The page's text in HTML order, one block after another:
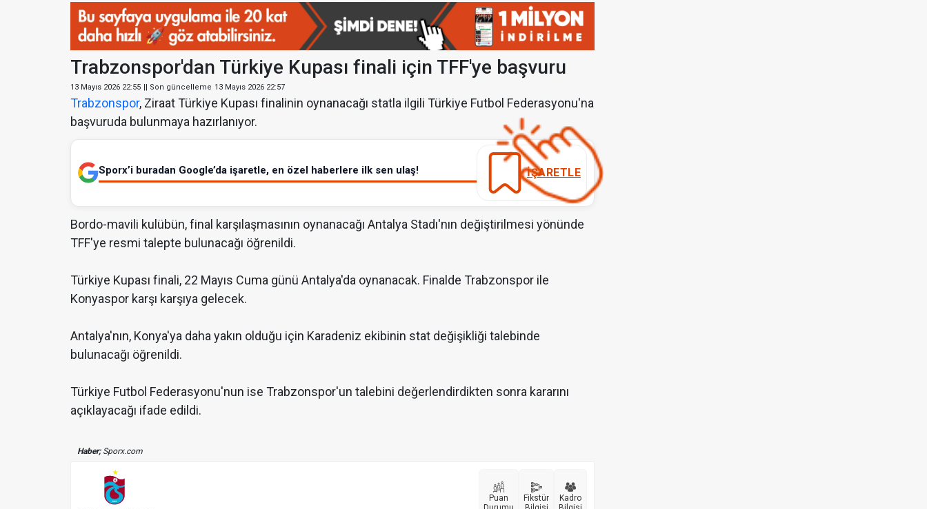
Trabzonspor'dan Türkiye Kupası finali için TFF'ye başvuru
13 Mayıs 2026 22:55 || Son güncelleme 13 Mayıs 2026 22:57
Trabzonspor, Ziraat Türkiye Kupası finalinin oynanacağı statla ilgili Türkiye Futbol Federasyonu'na
başvuruda bulunmaya hazırlanıyor.
Sporx’i buradan Google’da işaretle, en özel haberlere ilk sen ulaş! İŞARETLE
Bordo-mavili kulübün, final karşılaşmasının oynanacağı Antalya Stadı'nın değiştirilmesi yönünde
TFF'ye resmi talepte bulunacağı öğrenildi.
Türkiye Kupası finali, 22 Mayıs Cuma günü Antalya'da oynanacak. Finalde Trabzonspor ile
Konyaspor karşı karşıya gelecek.
Antalya'nın, Konya'ya daha yakın olduğu için Karadeniz ekibinin stat değişikliği talebinde
bulunacağı öğrenildi.
Türkiye Futbol Federasyonu'nun ise Trabzonspor'un talebini değerlendirdikten sonra kararını
açıklayacağı ifade edildi.
Haber;Sporx.com
Puan
Fikstür
Kadro